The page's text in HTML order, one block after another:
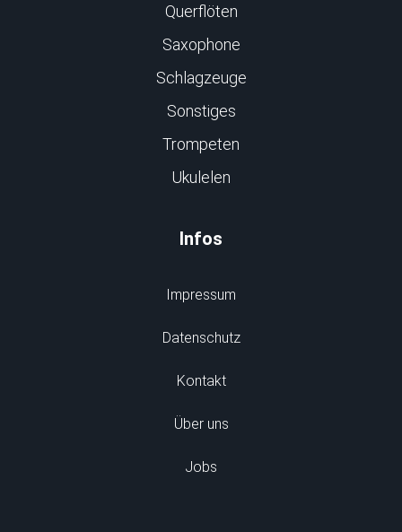
Querflöten
Saxophone
Schlagzeuge
Sonstiges
Trompeten
Ukulelen
Infos
Impressum
Datenschutz
Kontakt
Über uns
Jobs